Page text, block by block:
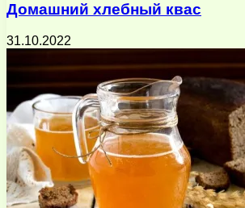
Домашний хлебный квас
31.10.2022